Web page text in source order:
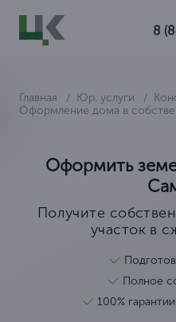
8
Главная Юр. услуги
Оформление дома в
Оформить
Получите
участок в
Полное
100%